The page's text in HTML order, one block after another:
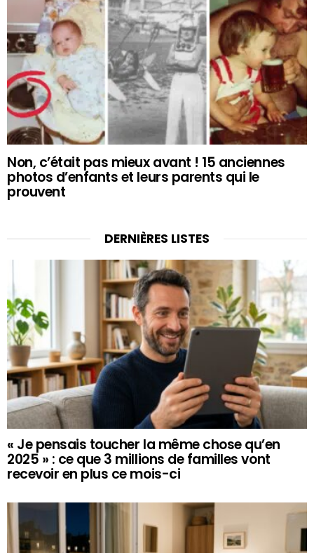
Non, c’était pas mieux avant ! 15 anciennes
photos d’enfants et leurs parents qui le
prouvent
DERNIÈRES LISTES
« Je pensais toucher la même chose qu’en
2025 » : ce que 3 millions de familles vont
recevoir en plus ce mois-ci